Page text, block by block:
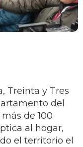
Treinta y Tres
del
de 100
al hogar,
el territorio el